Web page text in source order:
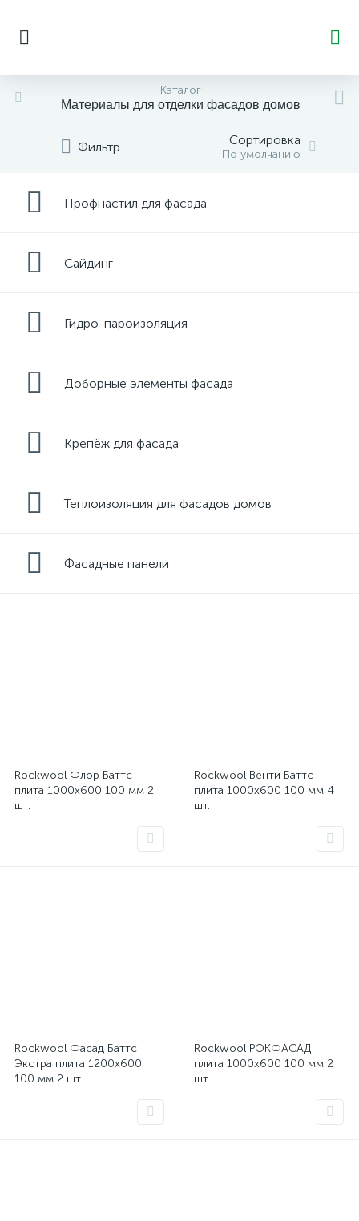
Каталог
Материалы для отделки фасадов домов
Фильтр Сортировка
По умолчанию
Профнастил для фасада
Сайдинг
Гидро-пароизоляция
Доборные элементы фасада
Крепёж для фасада
Теплоизоляция для фасадов домов
Фасадные панели
Rockwool Флор Баттс
плита 1000x600 100 мм 2
шт.
Rockwool Венти Баттс
плита 1000x600 100 мм 4
шт.
Rockwool Фасад Баттс
Экстра плита 1200x600
100 мм 2 шт.
Rockwool РОКФАСАД
плита 1000x600 100 мм 2
шт.